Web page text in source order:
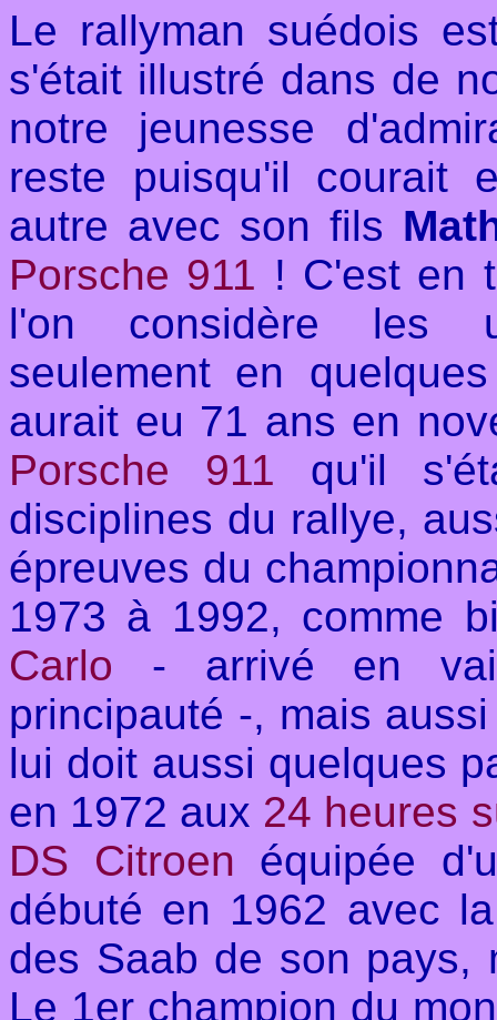
Le rallyman suédois
s'était illustré dans de
notre jeunesse
reste puisqu'il courait
autre avec son fils
Porsche 911 ! C'est en
l'on considère les
seulement en
aurait eu 71 ans en
Porsche 911 qu'il
disciplines du rallye,
épreuves du
1973 à 1992, comme
Carlo - arrivé en
principauté -, mais
lui doit aussi quelques
en 1972 aux 24 heures
DS Citroen équipée
débuté en 1962 avec
des Saab de son pays,
Le 1er champion du